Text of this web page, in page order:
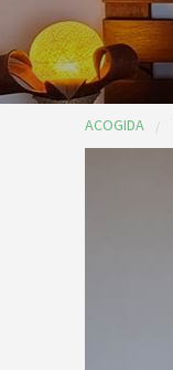
ACOGIDA